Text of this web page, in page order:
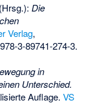
Die
Verlag,
3-89741-274-3.
in
Unterschied.
Auflage.VS